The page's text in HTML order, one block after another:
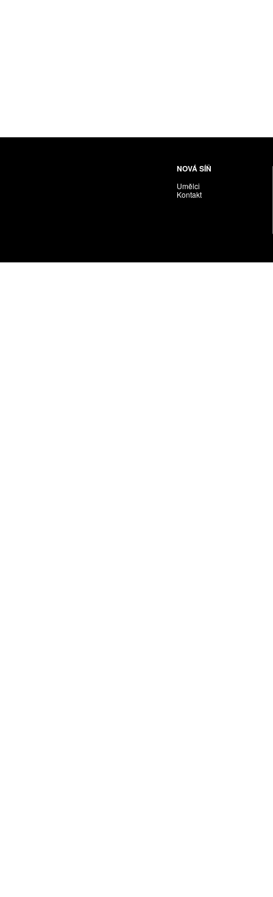
NOVÁ SÍŇ
Umělci
Kontakt